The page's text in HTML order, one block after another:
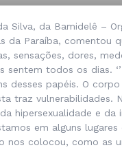
Silva, da Bamidelê –
da Paraíba, comentou
sensações, dores,
sentem todos os dias.
desses papéis. O
traz vulnerabilidades.
hipersexualidade e da
em alguns lugares
nos colocou, como as